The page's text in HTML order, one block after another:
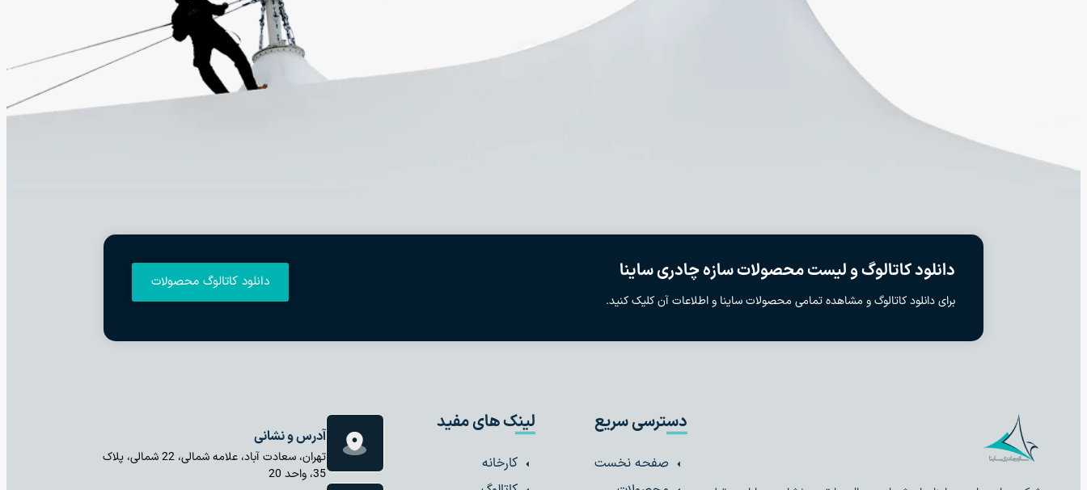
دانلود کاتالوگ و لیست محصولات سازه چادری ساینا
برای دانلود کاتالوگ و مشاهده تمامی محصولات ساینا و اطلاعات آن کلیک کنید.
دانلود کاتالوگ محصولات
دسترسی سریع
صفحه نخست
لینک های مفید
کارخانه
آدرس و نشانی
تهران، سعادت آباد، علامه شمالی، 22 شمالی، پلاک
35، واحد 20